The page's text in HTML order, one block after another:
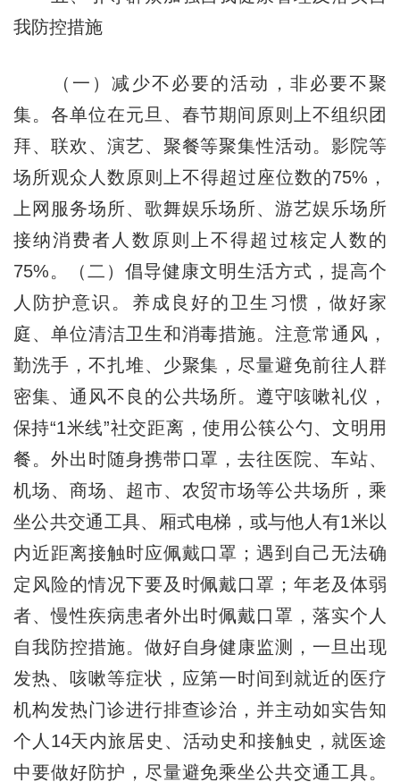
我防控措施
（一）减少不必要的活动，非必要不聚
集。各单位在元旦、春节期间原则上不组织团
拜、联欢、演艺、聚餐等聚集性活动。影院等
场所观众人数原则上不得超过座位数的75%，
上网服务场所、歌舞娱乐场所、游艺娱乐场所
接纳消费者人数原则上不得超过核定人数的
75%。（二）倡导健康文明生活方式，提高个
人防护意识。养成良好的卫生习惯，做好家
庭、单位清洁卫生和消毒措施。注意常通风，
勤洗手，不扎堆、少聚集，尽量避免前往人群
密集、通风不良的公共场所。遵守咳嗽礼仪，
保持“1米线”社交距离，使用公筷公勺、文明用
餐。外出时随身携带口罩，去往医院、车站、
机场、商场、超市、农贸市场等公共场所，乘
坐公共交通工具、厢式电梯，或与他人有1米以
内近距离接触时应佩戴口罩；遇到自己无法确
定风险的情况下要及时佩戴口罩；年老及体弱
者、慢性疾病患者外出时佩戴口罩，落实个人
自我防控措施。做好自身健康监测，一旦出现
发热、咳嗽等症状，应第一时间到就近的医疗
机构发热门诊进行排查诊治，并主动如实告知
个人14天内旅居史、活动史和接触史，就医途
中要做好防护，尽量避免乘坐公共交通工具。